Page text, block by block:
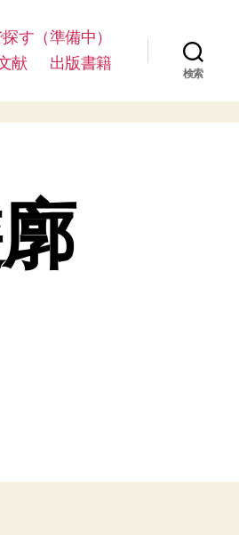
す（準備中）
献 出版書籍
検索